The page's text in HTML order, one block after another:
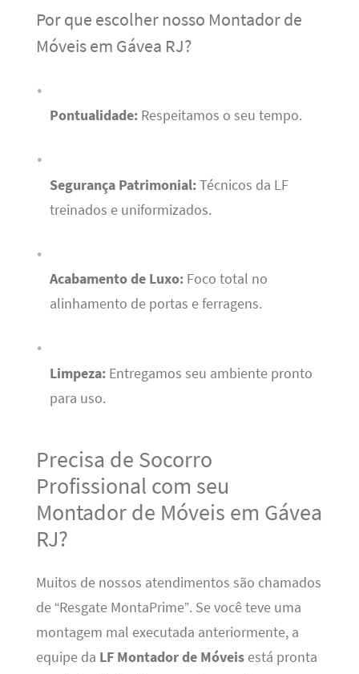
Por que escolher nosso Montador de
Móveis em Gávea RJ?
Pontualidade:Respeitamos o seu tempo.
Segurança Patrimonial:Técnicos da LF
treinados e uniformizados.
Acabamento de Luxo:Foco total no
alinhamento de portas e ferragens.
Limpeza:Entregamos seu ambiente pronto
para uso.
Precisa de Socorro
Profissional com seu
Montador de Móveis em Gávea
RJ?
Muitos de nossos atendimentos são chamados
de “Resgate MontaPrime”. Se você teve uma
montagem mal executada anteriormente, a
equipe da LF Montador de Móveisestá pronta